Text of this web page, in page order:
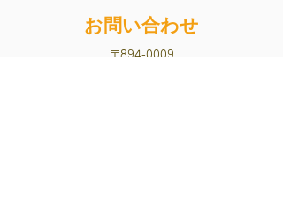
お問い合わせ
〒894-0009